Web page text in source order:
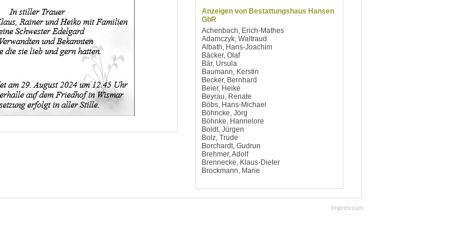
Anzeigen von Bestattungshaus Hansen
GbR
Achenbach, Erich-Mathes
Adamczyk, Waltraud
Albath, Hans-Joachim
Bäcker, Olaf
Bär, Ursula
Baumann, Kerstin
Becker, Bernhard
Beier, Heike
Beyrau, Renate
Böbs, Hans-Michael
Böhncke, Jörg
Böhnke, Hannelore
Boldt, Jürgen
Bolz, Trude
Borchardt, Gudrun
Brehmer, Adolf
Brennecke, Klaus-Dieter
Brockmann, Marie
Brüsewitz, Elfriede
Impressum